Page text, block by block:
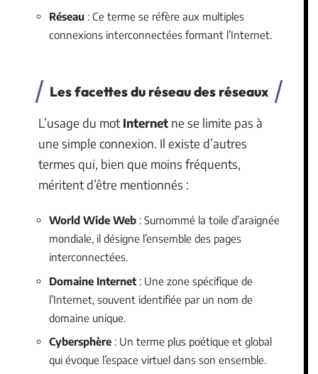
Réseau : Ce terme se réfère aux multiples
connexions interconnectées formant l’Internet.
Les facettes du réseau des réseaux
L’usage du mot Internet ne se limite pas à
une simple connexion. Il existe d’autres
termes qui, bien que moins fréquents,
méritent d’être mentionnés :
World Wide Web : Surnommé la toile d’araignée
mondiale, il désigne l’ensemble des pages
interconnectées.
Domaine Internet : Une zone spécifique de
l’Internet, souvent identifiée par un nom de
domaine unique.
Cybersphère : Un terme plus poétique et global
qui évoque l’espace virtuel dans son ensemble.